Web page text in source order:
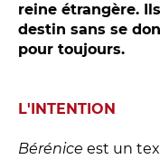
Le Comité de
Les Contes
Festival de Magie
reine étrangère.
destin sans se
pour toujours.
L'INTENTION
Bérénice est un